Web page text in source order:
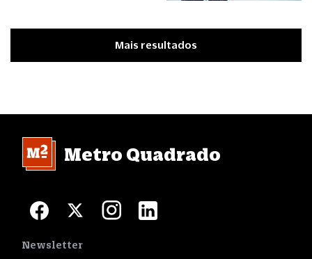
Mais resultados
Metro Quadrado
Newsletter